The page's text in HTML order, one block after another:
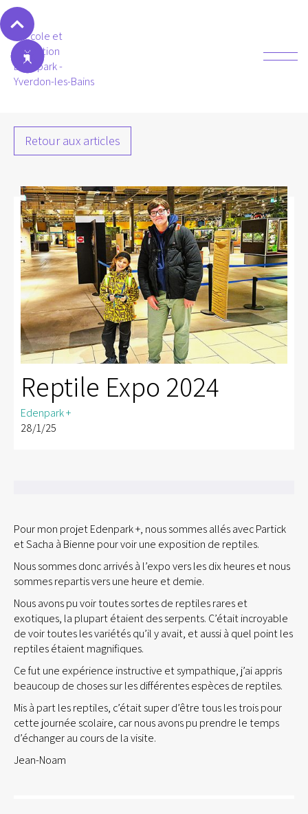
Retour aux articles
Reptile Expo 2024
Edenpark +
28/1/25
Pour mon projet Edenpark +, nous sommes allés avec Partick
et Sacha à Bienne pour voir une exposition de reptiles.
Nous sommes donc arrivés à l’expo vers les dix heures et nous
sommes repartis vers une heure et demie.
Nous avons pu voir toutes sortes de reptiles rares et
exotiques, la plupart étaient des serpents. C’était incroyable
de voir toutes les variétés qu’il y avait, et aussi à quel point les
reptiles étaient magnifiques.
Ce fut une expérience instructive et sympathique, j’ai appris
beaucoup de choses sur les différentes espèces de reptiles.
Mis à part les reptiles, c’était super d’être tous les trois pour
cette journée scolaire, car nous avons pu prendre le temps
d’échanger au cours de la visite.
Jean-Noam